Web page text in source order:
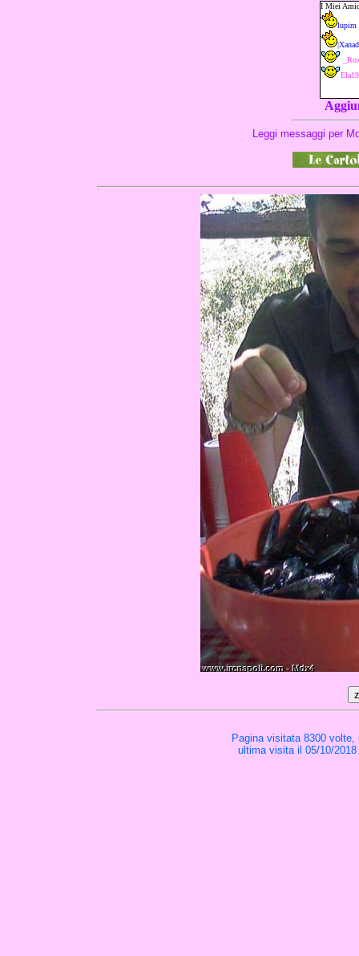
Leggi messaggi per
Pagina visitata 8300
ultima visita il 05/10/